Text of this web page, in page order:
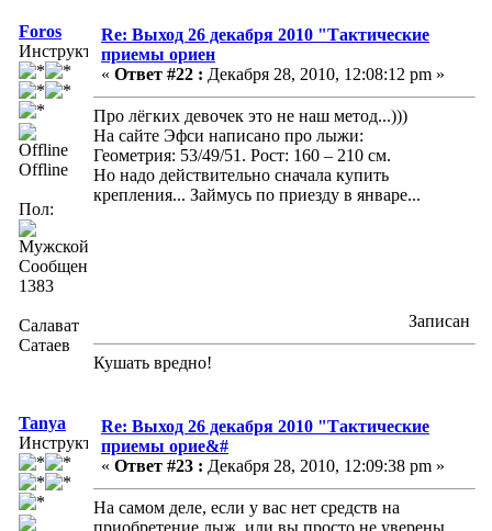
Foros
Инструктор
Offline
Пол:
Сообщений:
1383
Салават
Сатаев
Re: Выход 26 декабря 2010 "Тактические
приемы ориен
« Ответ #22 : Декабря 28, 2010, 12:08:12 pm »
Про лёгких девочек это не наш метод...)))
На сайте Эфси написано про лыжи:
Геометрия: 53/49/51. Рост: 160 – 210 см.
Но надо действительно сначала купить
крепления... Займусь по приезду в январе...
Записан
Кушать вредно!
Tanya
Инструктор
Re: Выход 26 декабря 2010 "Тактические
приемы орие&#
« Ответ #23 : Декабря 28, 2010, 12:09:38 pm »
На самом деле, если у вас нет средств на
приобретение лыж, или вы просто не уверены